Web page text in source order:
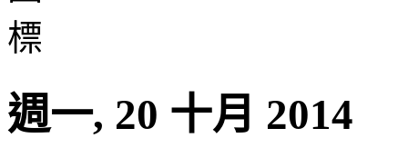
週一, 20 十月 2014